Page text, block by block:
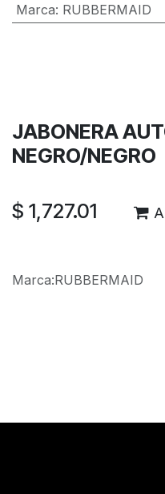
Marca: RUBBERMAID
JABONERA
NEGRO/NEGRO
$ 1,727.01
Marca:RUBBERMAID